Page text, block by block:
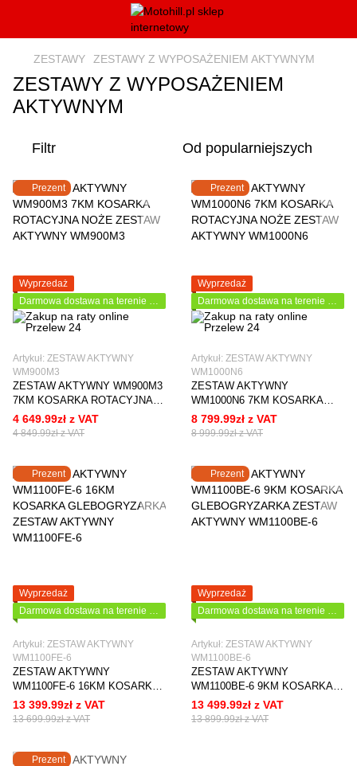
ZESTAWY ZESTAWY Z WYPOSAŻENIEM AKTYWNYM
ZESTAWY Z WYPOSAŻENIEM
AKTYWNYM
Filtr Od popularniejszych
Prezent
Wyprzedaż
Darmowa dostawa na terenie Polski
Artykuł: ZESTAW AKTYWNY
WM900M3
ZESTAW AKTYWNY WM900M3
7KM KOSARKA ROTACYJNA
NOŻE
4 649.99zł z VAT
4 849.99zł z VAT
Prezent
Wyprzedaż
Darmowa dostawa na terenie Polski
Artykuł: ZESTAW AKTYWNY
WM1000N6
ZESTAW AKTYWNY
WM1000N6 7KM KOSARKA
ROTACYJNA NOŻE
8 799.99zł z VAT
8 999.99zł z VAT
Prezent
Wyprzedaż
Darmowa dostawa na terenie Polski
Artykuł: ZESTAW AKTYWNY
WM1100FE-6
ZESTAW AKTYWNY
WM1100FE-6 16KM KOSARKA
GLEBOGRYZARKA
13 399.99zł z VAT
13 699.99zł z VAT
Prezent
Wyprzedaż
Darmowa dostawa na terenie Polski
Artykuł: ZESTAW AKTYWNY
WM1100BE-6
ZESTAW AKTYWNY
WM1100BE-6 9KM KOSARKA
GLEBOGRYZARKA
13 499.99zł z VAT
13 899.99zł z VAT
Prezent